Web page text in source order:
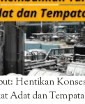
Hentikan
Adat dan